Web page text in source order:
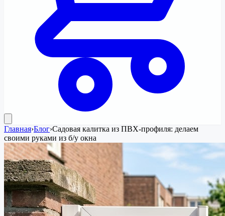
Главная›Блог›Садовая калитка из ПВХ-профиля: делаем
своими руками из б/у окна